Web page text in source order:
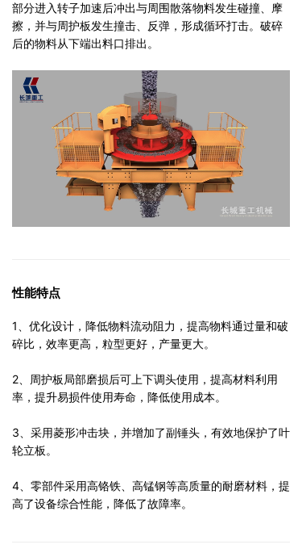
部分进入转子加速后冲出与周围散落物料发生碰撞、摩
擦，并与周护板发生撞击、反弹，形成循环打击。破碎
后的物料从下端出料口排出。
性能特点
1、优化设计，降低物料流动阻力，提高物料通过量和破
碎比，效率更高，粒型更好，产量更大。
2、周护板局部磨损后可上下调头使用，提高材料利用
率，提升易损件使用寿命，降低使用成本。
3、采用菱形冲击块，并增加了副锤头，有效地保护了叶
轮立板。
4、零部件采用高铬铁、高锰钢等高质量的耐磨材料，提
高了设备综合性能，降低了故障率。